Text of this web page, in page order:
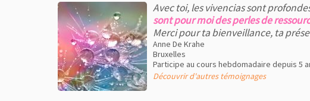
Avec toi, les vivencias sont
sont pour moi des perles de
Merci pour ta bienveillance, ta
Anne De Krahe
Bruxelles
Participe au cours hebdomadaire depuis 5
Découvrir d'autres témoignages